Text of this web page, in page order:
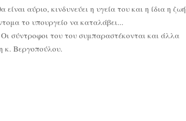
αύριο, κινδυνεύει η υγεία του και η ίδια η ζωή
το υπουργείο να καταλάβει...
σύντροφοι του του συμπαραστέκονται και άλλα
κ. Βεργοπούλου.